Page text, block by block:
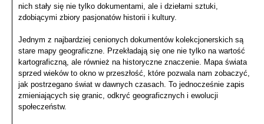
nich stały się nie tylko dokumentami, ale i dziełami sztuki,
zdobiącymi zbiory pasjonatów historii i kultury.
Jednym z najbardziej cenionych dokumentów kolekcjonerskich są
stare mapy geograficzne. Przekładają się one nie tylko na wartość
kartograficzną, ale również na historyczne znaczenie. Mapa świata
sprzed wieków to okno w przeszłość, które pozwala nam zobaczyć,
jak postrzegano świat w dawnych czasach. To jednocześnie zapis
zmieniających się granic, odkryć geograficznych i ewolucji
społeczeństw.